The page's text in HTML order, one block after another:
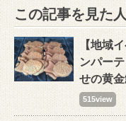
この記事を見た
【地域
ンパー
せの黄
515view